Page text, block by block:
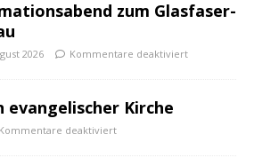
zum Glasfaser-
2026 Kommentare deaktiviert
evangelischer Kirche
Kommentare deaktiviert